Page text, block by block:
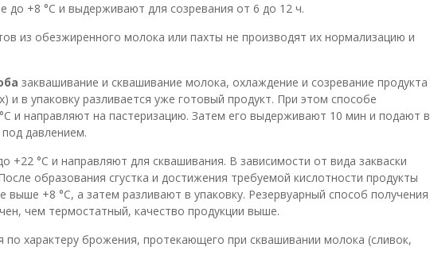
до +8 °С и выдерживают для созревания от 6 до 12 ч.
из обезжиренного молока или пахты не производят их нормализацию и
заквашивание и сквашивание молока, охлаждение и созревание продукта
и в упаковку разливается уже готовый продукт. При этом способе
и направляют на пастеризацию. Затем его выдерживают 10 мин и подают в
давлением.
°С и направляют для сквашивания. В зависимости от вида закваски
образования сгустка и достижения требуемой кислотности продукты
+8 °С, а затем разливают в упаковку. Резервуарный способ получения
чем термостатный, качество продукции выше.
характеру брожения, протекающего при сквашивании молока (сливок,